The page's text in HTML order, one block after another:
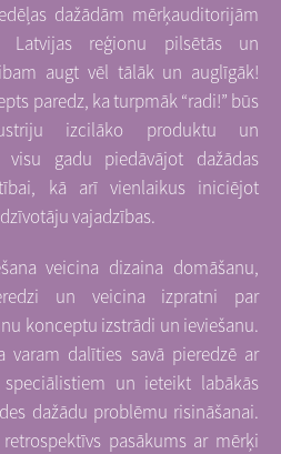
dažādām mērķauditorijām
reģionu pilsētās un
augt vēl tālāk un auglīgāk!
paredz, ka turpmāk “radi!” būs
izcilāko produktu un
visu gadu piedāvājot dažādas
kā arī vienlaikus iniciējot
vajadzības.
veicina dizaina domāšanu,
un veicina izpratni par
konceptu izstrādi un ieviešanu.
varam dalīties savā pieredzē ar
un ieteikt labākās
dažādu problēmu risināšanai.
pasākums ar mērķi